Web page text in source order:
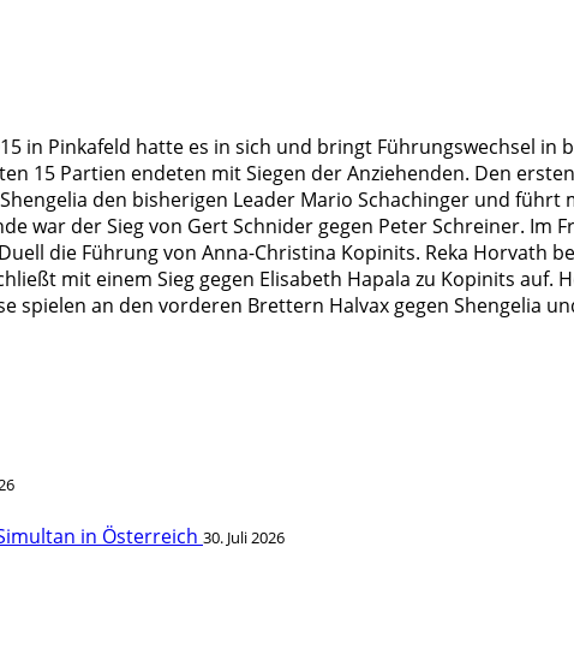
in Pinkafeld hatte es in sich und bringt Führungswechsel in
15 Partien endeten mit Siegen der Anziehenden. Den
den bisherigen Leader Mario Schachinger und führt
war der Sieg von Gert Schnider gegen Peter Schreiner. Im
die Führung von Anna-Christina Kopinits. Reka Horvath
mit einem Sieg gegen Elisabeth Hapala zu Kopinits auf.
spielen an den vorderen Brettern Halvax gegen Shengelia
in Österreich 30. Juli 2026